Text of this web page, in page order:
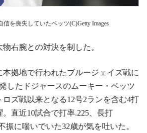
信を喪失していたベッツ(C)Getty Images
右腕との対決を制した。
拠地で行われたブルージェイズ戦に
したドジャースのムーキー・ベッツ
ロズ戦以来となる12号2ランを含む4打
直近10試合で打率.225、長打
振に喘いでいた32歳が気を吐いた。